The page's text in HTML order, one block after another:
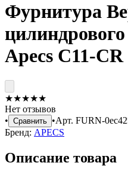
Фурнитура
Apecs C11-CR
★★★★★
Нет отзывов
• Сравнить •Арт. FURN-
Бренд: APECS
Описание товара